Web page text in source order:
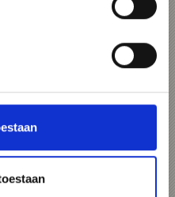
Terra Raetica –
15.05.2026 -
zichtbaarheid